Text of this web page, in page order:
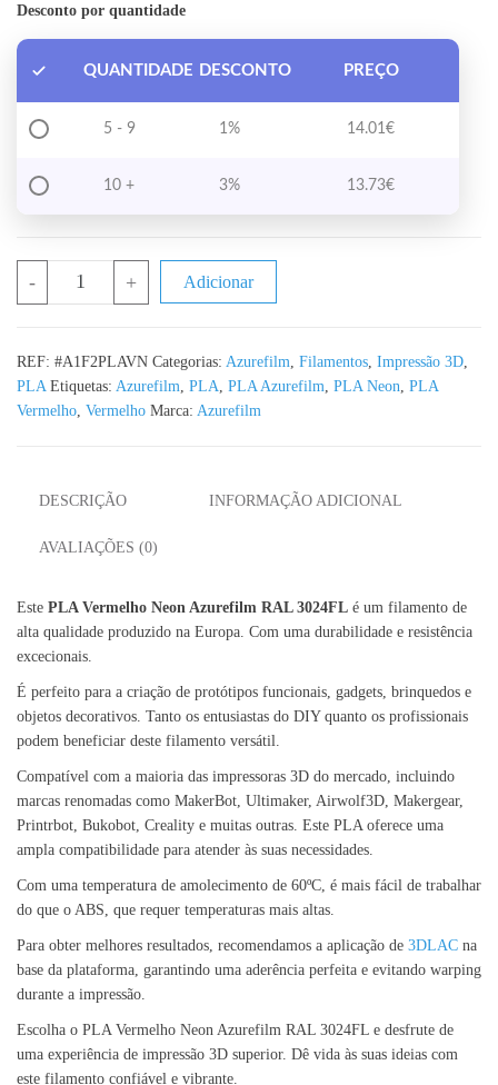
Desconto por quantidade
QUANTIDADE DESCONTO PREÇO
5 - 9 1% 14.01 €
10 + 3% 13.73€
- + Adicionar
REF: #A1F2PLAVN Categorias: Azurefilm Filamentos Impressão 3D
PLA Etiquetas: Azurefilm PLA PLA Azurefilm PLA Neon PLA
Vermelho Vermelho Marca: Azurefilm
DESCRIÇÃO INFORMAÇÃO ADICIONAL
AVALIAÇÕES (0)
Este PLA Vermelho Neon Azurefilm RAL 3024FL é um filamento de
alta qualidade produzido na Europa. Com uma durabilidade e resistência
excecionais.
É perfeito para a criação de protótipos funcionais, gadgets, brinquedos e
objetos decorativos. Tanto os entusiastas do DIY quanto os profissionais
podem beneficiar deste filamento versátil.
Compatível com a maioria das impressoras 3D do mercado, incluindo
marcas renomadas como MakerBot, Ultimaker, Airwolf3D, Makergear,
Printrbot, Bukobot, Creality e muitas outras. Este PLA oferece uma
ampla compatibilidade para atender às suas necessidades.
Com uma temperatura de amolecimento de 60ºC, é mais fácil de trabalhar
do que o ABS, que requer temperaturas mais altas.
Para obter melhores resultados, recomendamos a aplicação de 3DLAC na
base da plataforma, garantindo uma aderência perfeita e evitando warping
durante a impressão.
Escolha o PLA Vermelho Neon Azurefilm RAL 3024FL e desfrute de
uma experiência de impressão 3D superior. Dê vida às suas ideias com
este filamento confiável e vibrante.